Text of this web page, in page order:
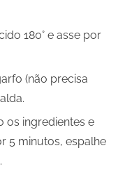
180° e asse por
(não precisa
os ingredientes e
5 minutos, espalhe